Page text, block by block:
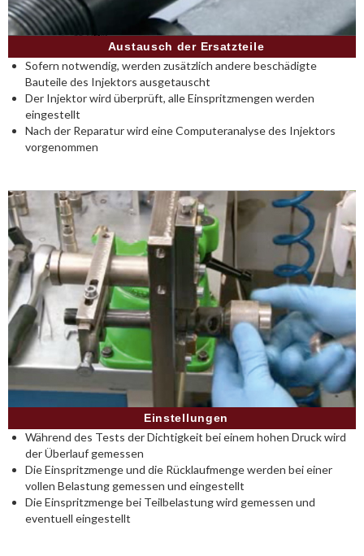
Austausch der Ersatzteile
Sofern notwendig, werden zusätzlich andere beschädigte
Bauteile des Injektors ausgetauscht
Der Injektor wird überprüft, alle Einspritzmengen werden
eingestellt
Nach der Reparatur wird eine Computeranalyse des Injektors
vorgenommen
Einstellungen
Während des Tests der Dichtigkeit bei einem hohen Druck wird
der Überlauf gemessen
Die Einspritzmenge und die Rücklaufmenge werden bei einer
vollen Belastung gemessen und eingestellt
Die Einspritzmenge bei Teilbelastung wird gemessen und
eventuell eingestellt